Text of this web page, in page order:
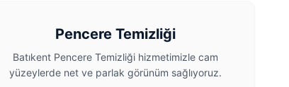
Pencere Temizliği
Batıkent Pencere Temizliği hizmetimizle cam
yüzeylerde net ve parlak görünüm sağlıyoruz.